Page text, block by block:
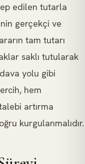
edilen tutarla
gerçekçi ve
tam tutarı
saklı tutularak
yolu gibi
hem
artırma
kurgulanmalıdır.